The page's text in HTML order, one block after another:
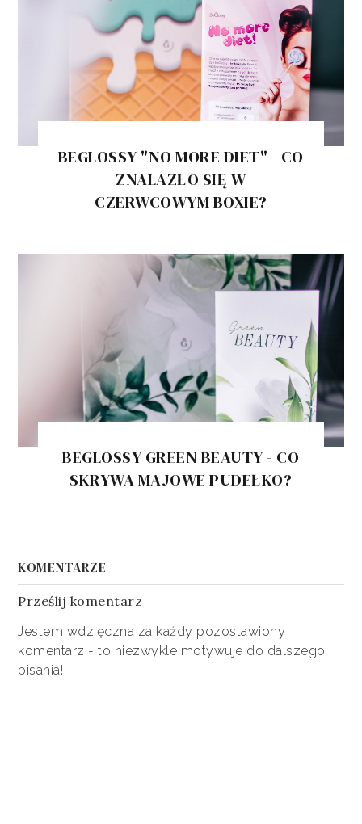
BEGLOSSY "NO MORE DIET" - CO
ZNALAZŁO SIĘ W
CZERWCOWYM BOXIE?
BEGLOSSY GREEN BEAUTY - CO
SKRYWA MAJOWE PUDEŁKO?
KOMENTARZE
Prześlij komentarz
Jestem wdzięczna za każdy pozostawiony
komentarz - to niezwykle motywuje do dalszego
pisania!